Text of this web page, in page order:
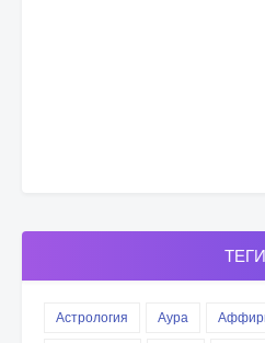
ТЕГИ
Астрология Аура